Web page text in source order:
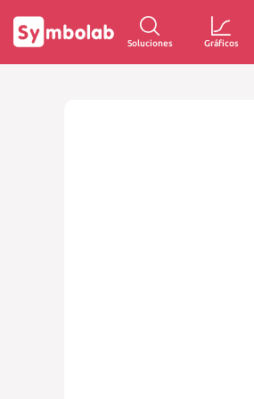
Soluciones Gráficos